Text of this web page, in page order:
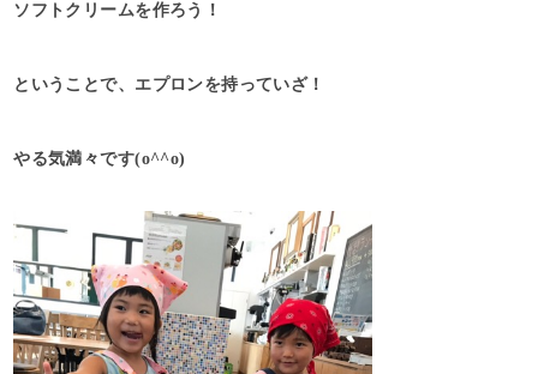
ソフトクリームを作ろう！
ということで、エプロンを持っていざ！
やる気満々です(o^^o)